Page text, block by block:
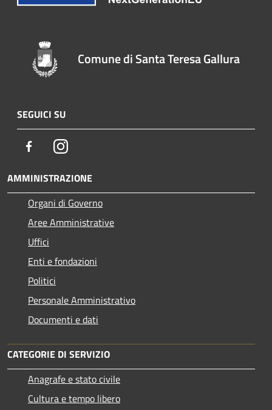
Comune di Santa Teresa Gallura
SEGUICI SU
FacebookInstagram
AMMINISTRAZIONE
Organi di Governo
Aree Amministrative
Uffici
Enti e fondazioni
Politici
Personale Amministrativo
Documenti e dati
CATEGORIE DI SERVIZIO
Anagrafe e stato civile
Cultura e tempo libero